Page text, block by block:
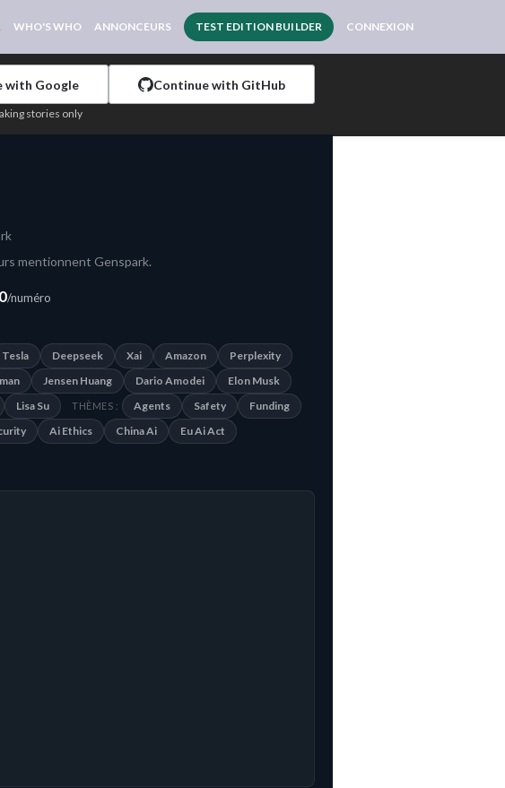
WHO'S WHO ANNONCEURS TEST EDITION BUILDER CONNEXION
with Google Continue with GitHub
stories only
mentionnent Genspark.
0/numéro
Tesla Deepseek Xai Amazon
Perplexity
Jensen Huang Dario Amodei
Elon Musk
Lisa Su THÈMES : Agents Safety
Funding
Ai Ethics China Ai
Eu Ai Act